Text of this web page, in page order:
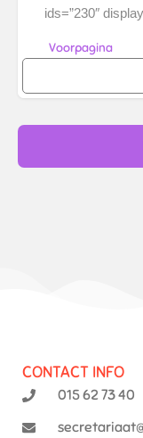
ids=”230″
Voorpagina
CONTACT INFO
015 62 73 40